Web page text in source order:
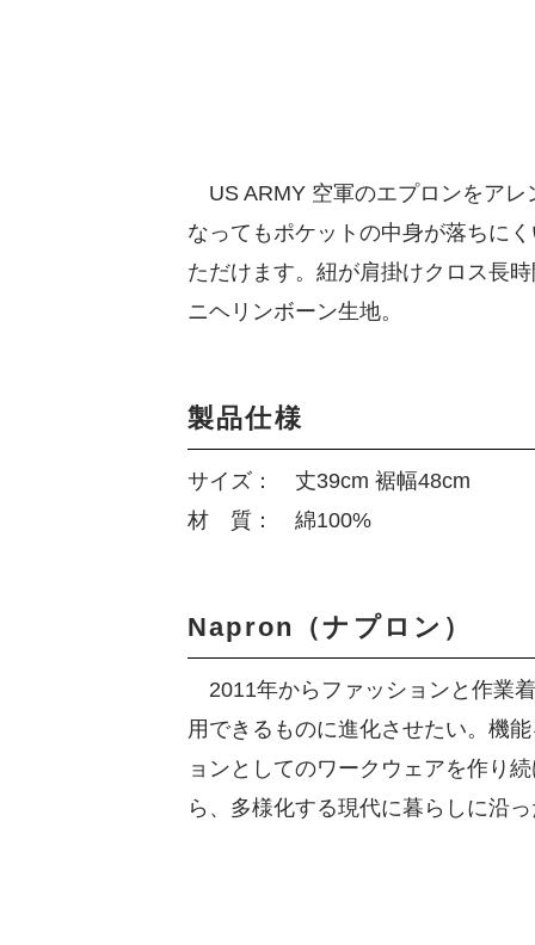
US ARMY 空軍のエプロンをアレ
なってもポケットの中身が落ちに
ただけます。紐が肩掛けクロス長
ニヘリンボーン生地。
製品仕様
サイズ： 丈39cm 裾幅48cm
材 質： 綿100%
Napron（ナプロン）
2011年からファッションと作業
用できるものに進化させたい。機
ョンとしてのワークウェアを作り
ら、多様化する現代に暮らしに沿